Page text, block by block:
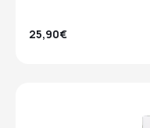
25,90€